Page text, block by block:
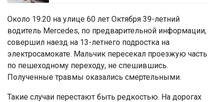
Около 19:20 на улице 60 лет Октября 39-летний
водитель Mercedes, по предварительной информации,
совершил наезд на 13-летнего подростка на
электросамокате. Мальчик пересекал проезжую часть
по пешеходному переходу, не спешившись.
Полученные травмы оказались смертельными.
Такие случаи перестают быть редкостью. На дорогах